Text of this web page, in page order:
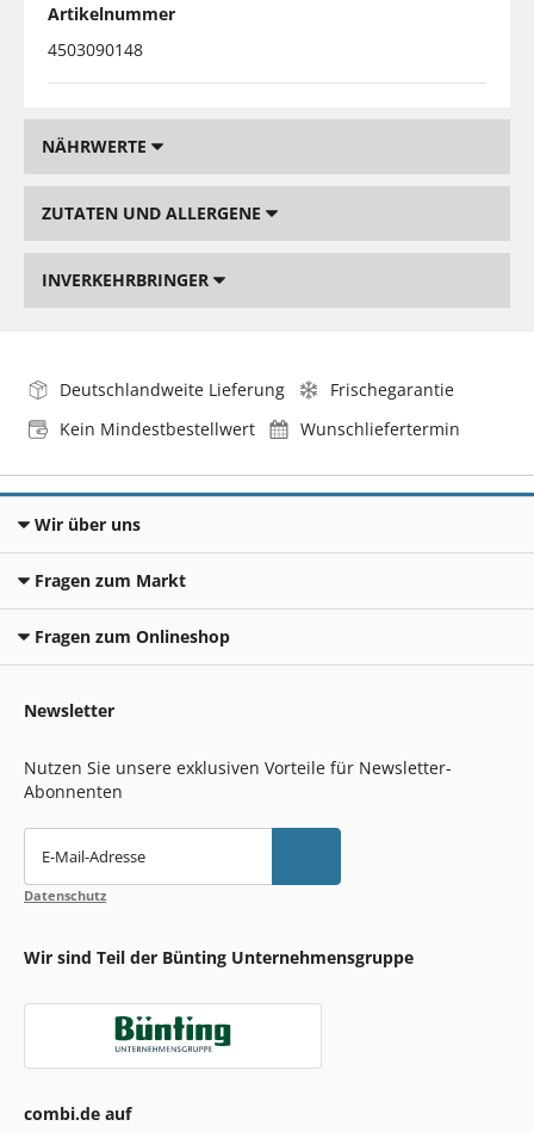
Artikelnummer
4503090148
NÄHRWERTE
ZUTATEN UND ALLERGENE
INVERKEHRBRINGER
Deutschlandweite Lieferung
Frischegarantie
Kein Mindestbestellwert
Wunschliefertermin
Wir über uns
Fragen zum Markt
Fragen zum Onlineshop
Newsletter
Nutzen Sie unsere exklusiven Vorteile für Newsletter-
Abonnenten
E-Mail-Adresse
Datenschutz
Wir sind Teil der Bünting Unternehmensgruppe
combi.de auf